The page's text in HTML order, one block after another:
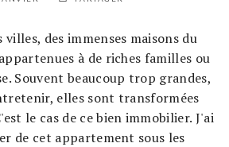
villes, des immenses maisons du
à de riches familles ou
Souvent beaucoup trop grandes,
elles sont transformées
le cas de ce bien immobilier. J'ai
de cet appartement sous les